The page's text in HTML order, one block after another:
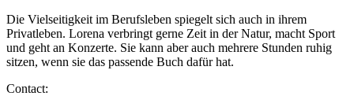
Die Vielseitigkeit im Berufsleben spiegelt sich auch in ihrem
Privatleben. Lorena verbringt gerne Zeit in der Natur, macht Sport
und geht an Konzerte. Sie kann aber auch mehrere Stunden ruhig
sitzen, wenn sie das passende Buch dafür hat.
Contact: